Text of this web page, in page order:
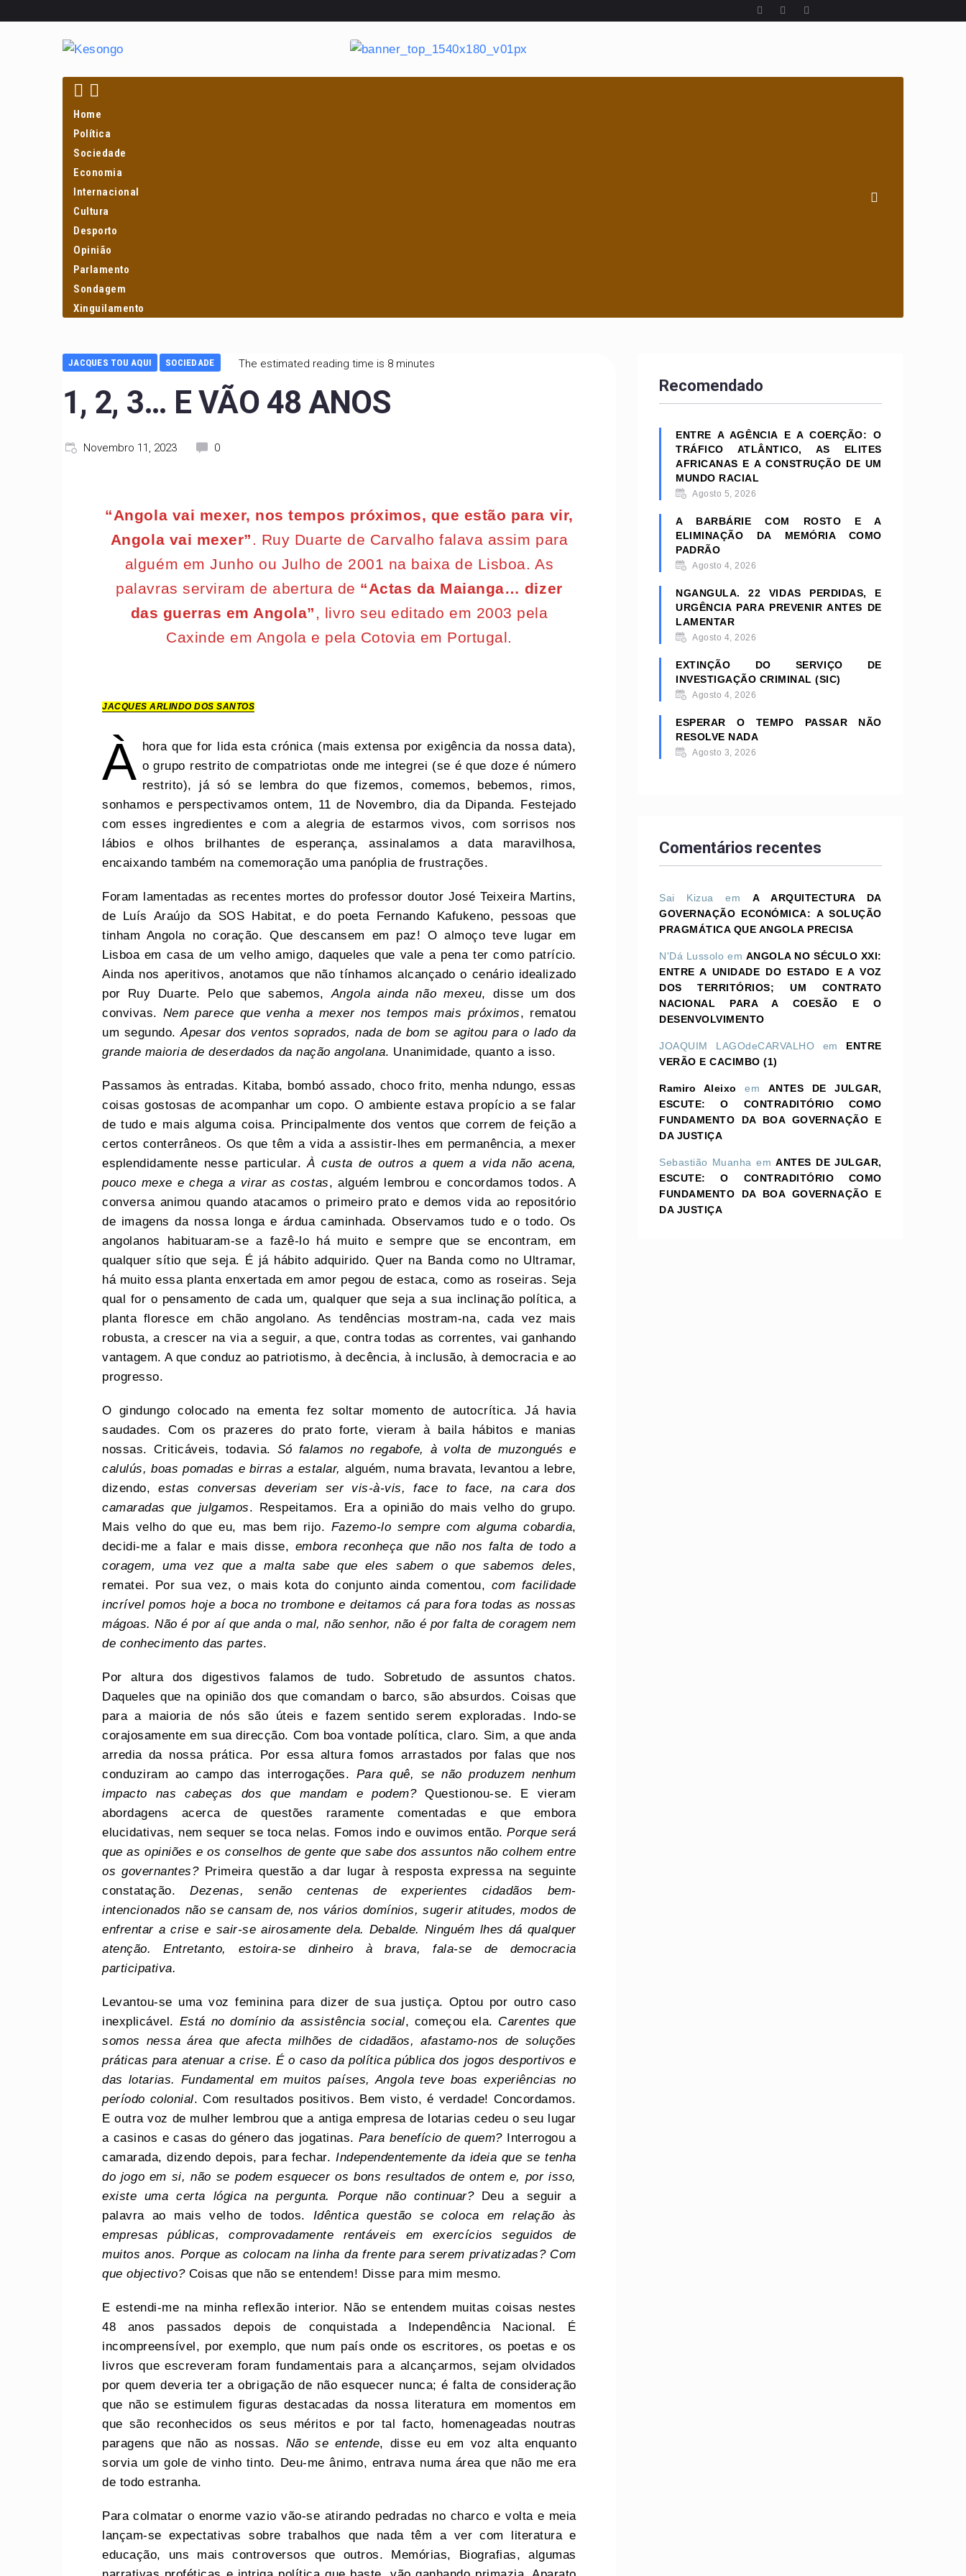
Home
Política
Sociedade
Economia
Internacional
Cultura
Desporto
Opinião
Parlamento
Sondagem
Xinguilamento
JACQUES TOU AQUI SOCIEDADE The estimated reading time is 8 minutes
1, 2, 3… E VÃO 48 ANOS
Novembro 11, 2023 0
“Angola vai mexer, nos tempos próximos, que estão para vir,
Angola vai mexer” . Ruy Duarte de Carvalho falava assim para
alguém em Junho ou Julho de 2001 na baixa de Lisboa. As
palavras serviram de abertura de “Actas da Maianga… dizer
das guerras em Angola” , livro seu editado em 2003 pela
Caxinde em Angola e pela Cotovia em Portugal.
JACQUES ARLINDO DOS SANTOS
À hora que for lida esta crónica (mais extensa por exigência da nossa data),
o grupo restrito de compatriotas onde me integrei (se é que doze é número
restrito), já só se lembra do que fizemos, comemos, bebemos, rimos,
sonhamos e perspectivamos ontem, 11 de Novembro, dia da Dipanda. Festejado
com esses ingredientes e com a alegria de estarmos vivos, com sorrisos nos
lábios e olhos brilhantes de esperança, assinalamos a data maravilhosa,
encaixando também na comemoração uma panóplia de frustrações.
Foram lamentadas as recentes mortes do professor doutor José Teixeira Martins,
de Luís Araújo da SOS Habitat, e do poeta Fernando Kafukeno, pessoas que
tinham Angola no coração. Que descansem em paz! O almoço teve lugar em
Lisboa em casa de um velho amigo, daqueles que vale a pena ter como patrício.
Ainda nos aperitivos, anotamos que não tínhamos alcançado o cenário idealizado
por Ruy Duarte. Pelo que sabemos, Angola ainda não mexeu, disse um dos
convivas. Nem parece que venha a mexer nos tempos mais próximos, rematou
um segundo.Apesar dos ventos soprados, nada de bom se agitou para o lado da
grande maioria de deserdados da nação angolana. Unanimidade, quanto a isso.
Passamos às entradas. Kitaba, bombó assado, choco frito, menha ndungo, essas
coisas gostosas de acompanhar um copo. O ambiente estava propício a se falar
de tudo e mais alguma coisa. Principalmente dos ventos que correm de feição a
certos conterrâneos. Os que têm a vida a assistir-lhes em permanência, a mexer
esplendidamente nesse particular.À custa de outros a quem a vida não acena,
pouco mexe e chega a virar as costas, alguém lembrou e concordamos todos. A
conversa animou quando atacamos o primeiro prato e demos vida ao repositório
de imagens da nossa longa e árdua caminhada. Observamos tudo e o todo. Os
angolanos habituaram-se a fazê-lo há muito e sempre que se encontram, em
qualquer sítio que seja. É já hábito adquirido. Quer na Banda como no Ultramar,
há muito essa planta enxertada em amor pegou de estaca, como as roseiras. Seja
qual for o pensamento de cada um, qualquer que seja a sua inclinação política, a
planta floresce em chão angolano. As tendências mostram-na, cada vez mais
robusta, a crescer na via a seguir, a que, contra todas as correntes, vai ganhando
vantagem. A que conduz ao patriotismo, à decência, à inclusão, à democracia e ao
progresso.
O gindungo colocado na ementa fez soltar momento de autocrítica. Já havia
saudades. Com os prazeres do prato forte, vieram à baila hábitos e manias
nossas. Criticáveis, todavia. Só falamos no regabofe, à volta de muzongués e
calulús, boas pomadas e birras a estalar, alguém, numa bravata, levantou a lebre,
dizendo, estas conversas deveriam ser vis-à-vis, face to face, na cara dos
camaradas que julgamos. Respeitamos. Era a opinião do mais velho do grupo.
Mais velho do que eu, mas bem rijo. Fazemo-lo sempre com alguma cobardia,
decidi-me a falar e mais disse, embora reconheça que não nos falta de todo a
coragem, uma vez que a malta sabe que eles sabem o que sabemos deles,
rematei. Por sua vez, o mais kota do conjunto ainda comentou, com facilidade
incrível pomos hoje a boca no trombone e deitamos cá para fora todas as nossas
mágoas. Não é por aí que anda o mal, não senhor, não é por falta de coragem nem
de conhecimento das partes.
Por altura dos digestivos falamos de tudo. Sobretudo de assuntos chatos.
Daqueles que na opinião dos que comandam o barco, são absurdos. Coisas que
para a maioria de nós são úteis e fazem sentido serem exploradas. Indo-se
corajosamente em sua direcção. Com boa vontade política, claro. Sim, a que anda
arredia da nossa prática. Por essa altura fomos arrastados por falas que nos
conduziram ao campo das interrogações. Para quê, se não produzem nenhum
impacto nas cabeças dos que mandam e podem?Questionou-se. E vieram
abordagens acerca de questões raramente comentadas e que embora
elucidativas, nem sequer se toca nelas. Fomos indo e ouvimos então. Porque será
que as opiniões e os conselhos de gente que sabe dos assuntos não colhem entre
os governantes?Primeira questão a dar lugar à resposta expressa na seguinte
constatação. Dezenas, senão centenas de experientes cidadãos bem-
intencionados não se cansam de, nos vários domínios, sugerir atitudes, modos de
enfrentar a crise e sair-se airosamente dela. Debalde. Ninguém lhes dá qualquer
atenção. Entretanto, estoira-se dinheiro à brava, fala-se de democracia
participativa.
Levantou-se uma voz feminina para dizer de sua justiça. Optou por outro caso
inexplicável. Está no domínio da assistência social, começou ela. Carentes que
somos nessa área que afecta milhões de cidadãos, afastamo-nos de soluções
práticas para atenuar a crise. É o caso da política pública dos jogos desportivos e
das lotarias. Fundamental em muitos países, Angola teve boas experiências no
período colonial. Com resultados positivos. Bem visto, é verdade! Concordamos.
E outra voz de mulher lembrou que a antiga empresa de lotarias cedeu o seu lugar
a casinos e casas do género das jogatinas. Para benefício de quem? Interrogou a
camarada, dizendo depois, para fechar. Independentemente da ideia que se tenha
do jogo em si, não se podem esquecer os bons resultados de ontem e, por isso,
existe uma certa lógica na pergunta. Porque não continuar?Deu a seguir a
palavra ao mais velho de todos. Idêntica questão se coloca em relação às
empresas públicas, comprovadamente rentáveis em exercícios seguidos de
muitos anos. Porque as colocam na linha da frente para serem privatizadas? Com
que objectivo?Coisas que não se entendem! Disse para mim mesmo.
E estendi-me na minha reflexão interior. Não se entendem muitas coisas nestes
48 anos passados depois de conquistada a Independência Nacional. É
incompreensível, por exemplo, que num país onde os escritores, os poetas e os
livros que escreveram foram fundamentais para a alcançarmos, sejam olvidados
por quem deveria ter a obrigação de não esquecer nunca; é falta de consideração
que não se estimulem figuras destacadas da nossa literatura em momentos em
que são reconhecidos os seus méritos e por tal facto, homenageadas noutras
paragens que não as nossas. Não se entende, disse eu em voz alta enquanto
sorvia um gole de vinho tinto. Deu-me ânimo, entrava numa área que não me era
de todo estranha.
Para colmatar o enorme vazio vão-se atirando pedradas no charco e volta e meia
lançam-se expectativas sobre trabalhos que nada têm a ver com literatura e
educação, uns mais controversos que outros. Memórias, Biografias, algumas
Recomendado
ENTRE A AGÊNCIA E A COERÇÃO: O
TRÁFICO ATLÂNTICO, AS ELITES
AFRICANAS E A CONSTRUÇÃO DE UM
MUNDO RACIAL
Agosto 5, 2026
A BARBÁRIE COM ROSTO E A
ELIMINAÇÃO DA MEMÓRIA COMO
PADRÃO
Agosto 4, 2026
NGANGULA. 22 VIDAS PERDIDAS, E
URGÊNCIA PARA PREVENIR ANTES DE
LAMENTAR
Agosto 4, 2026
EXTINÇÃO DO SERVIÇO DE
INVESTIGAÇÃO CRIMINAL (SIC)
Agosto 4, 2026
ESPERAR O TEMPO PASSAR NÃO
RESOLVE NADA
Agosto 3, 2026
Comentários recentes
Sai Kizua emA ARQUITECTURA DA
GOVERNAÇÃO ECONÓMICA: A SOLUÇÃO
PRAGMÁTICA QUE ANGOLA PRECISA
N'Dá Lussolo em ANGOLA NO SÉCULO XXI:
ENTRE A UNIDADE DO ESTADO E A VOZ
DOS TERRITÓRIOS; UM CONTRATO
NACIONAL PARA A COESÃO E O
DESENVOLVIMENTO
JOAQUIM LAGOdeCARVALHO em ENTRE
VERÃO E CACIMBO (1)
Ramiro Aleixo em ANTES DE JULGAR,
ESCUTE: O CONTRADITÓRIO COMO
FUNDAMENTO DA BOA GOVERNAÇÃO E
DA JUSTIÇA
Sebastião Muanha emANTES DE JULGAR,
ESCUTE: O CONTRADITÓRIO COMO
FUNDAMENTO DA BOA GOVERNAÇÃO E
DA JUSTIÇA